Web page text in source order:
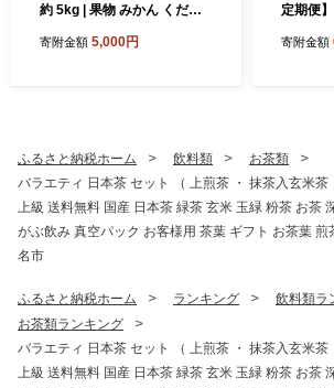
約 5kg | 果物 みかん くだも
橘 みかん 柑橘類 みかん ミカ
寄附金額 5,000円
定期便
みかん
お試し 旬 取
名市
寄附金額
ふるさと納税ホーム 飲料類
お茶類
バラエティ 日本茶 セット （ 上煎茶 ・ 抹茶入玄米茶
上級 送料無料 国産 日本茶 緑茶 玄米 玉緑 粉茶 お茶
がぶ飲み 真空パック お客様用 茶葉 ギフト お茶葉 煎
名市
ふるさと納税ホーム ランキング
飲料類ラ
お茶類ランキング
バラエティ 日本茶 セット （ 上煎茶 ・ 抹茶入玄米茶
上級 送料無料 国産 日本茶 緑茶 玄米 玉緑 粉茶 お茶